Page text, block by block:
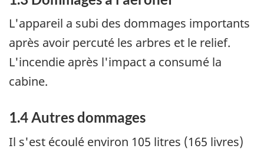
L'appareil a subi des dommages importants
après avoir percuté les arbres et le relief.
L'incendie après l'impact a consumé la
cabine.
1.4 Autres dommages
Il s'est écoulé environ 105 litres (165 livres)